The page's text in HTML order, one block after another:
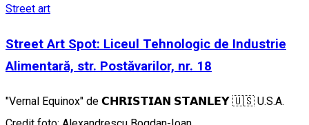
Street art
Street Art Spot: Liceul Tehnologic de Industrie
Alimentară, str. Postăvarilor, nr. 18
"Vernal Equinox" de 𝗖𝗛𝗥𝗜𝗦𝗧𝗜𝗔𝗡 𝗦𝗧𝗔𝗡𝗟𝗘𝗬 🇺🇸 U.S.A.